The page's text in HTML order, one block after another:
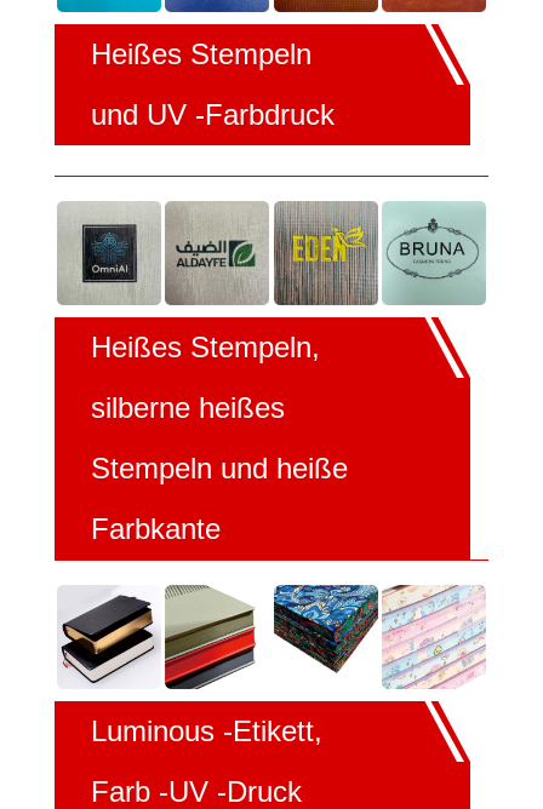
Heißes Stempeln
und UV -Farbdruck
Heißes Stempeln,
silberne heißes
Stempeln und heiße
Farbkante
Luminous -Etikett,
Farb -UV -Druck